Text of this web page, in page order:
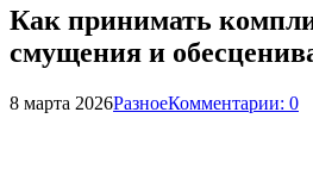
Как принимать
смущения и
8 марта 2026РазноеКомментарии: 0